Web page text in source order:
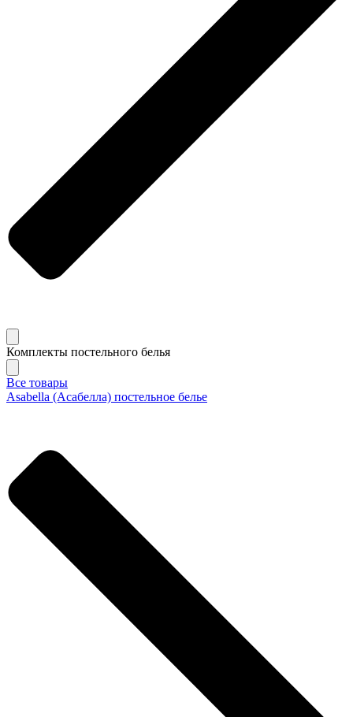
Комплекты постельного белья
Все товары
Asabella (Асабелла) постельное белье